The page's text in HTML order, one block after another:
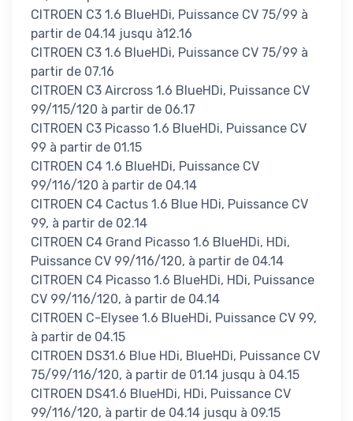
CITROEN C3 1.6 BlueHDi, Puissance CV 75/99 à
partir de 04.14 jusqu à12.16
CITROEN C3 1.6 BlueHDi, Puissance CV 75/99 à
partir de 07.16
CITROEN C3 Aircross 1.6 BlueHDi, Puissance CV
99/115/120 à partir de 06.17
CITROEN C3 Picasso 1.6 BlueHDi, Puissance CV
99 à partir de 01.15
CITROEN C4 1.6 BlueHDi, Puissance CV
99/116/120 à partir de 04.14
CITROEN C4 Cactus 1.6 Blue HDi, Puissance CV
99, à partir de 02.14
CITROEN C4 Grand Picasso 1.6 BlueHDi, HDi,
Puissance CV 99/116/120, à partir de 04.14
CITROEN C4 Picasso 1.6 BlueHDi, HDi, Puissance
CV 99/116/120, à partir de 04.14
CITROEN C-Elysee 1.6 BlueHDi, Puissance CV 99,
à partir de 04.15
CITROEN DS31.6 Blue HDi, BlueHDi, Puissance CV
75/99/116/120, à partir de 01.14 jusqu à 04.15
CITROEN DS41.6 BlueHDi, HDi, Puissance CV
99/116/120, à partir de 04.14 jusqu à 09.15